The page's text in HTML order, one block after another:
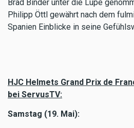
Brad Binder unter die Lupe
Philipp Öttl gewährt nach dem
Spanien Einblicke in seine
HJC Helmets Grand Prix de
bei ServusTV:
Samstag (19. Mai):